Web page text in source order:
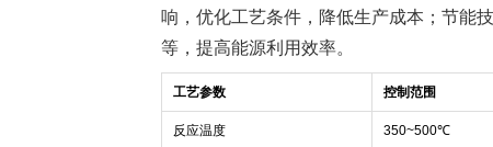
响，优化工艺条件，降低生产成本；节能
等，提高能源利用效率。
工艺参数 控制范围
反应温度 350~500℃